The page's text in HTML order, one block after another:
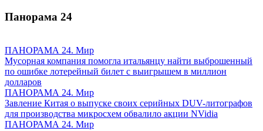
Панорама 24
ПАНОРАМА 24. Мир
Мусорная компания помогла итальянцу найти выброшенный
по ошибке лотерейный билет с выигрышем в миллион
долларов
ПАНОРАМА 24. Мир
Завление Китая о выпуске своих серийных DUV-литографов
для производства микросхем обвалило акции NVidia
ПАНОРАМА 24. Мир